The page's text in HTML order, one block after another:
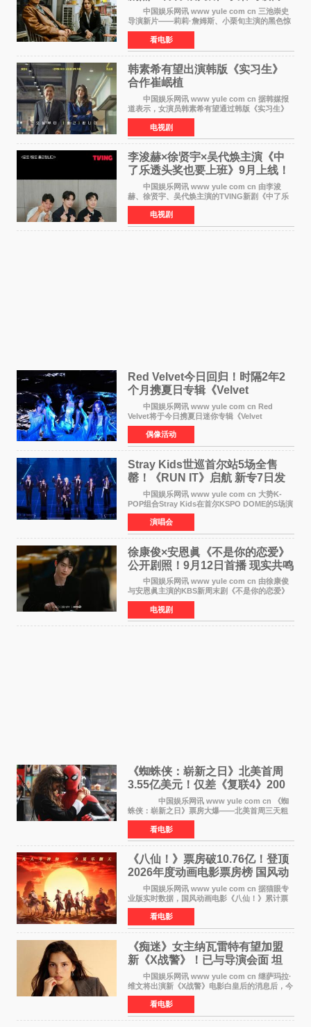
黑色惊悚再升级
中国娱乐网讯 www yule com cn 三池崇史
导演新片——莉莉·詹姆斯、小栗旬主演的黑色惊
悚电影《坏中尉：东京》首曝剧照。继阿贝尔·费
拉拉&times;哈威·凯特尔的1992年《坏中尉》和
沃纳·赫
看电影
韩素希有望出演韩版《实习生》
合作崔岷植
中国娱乐网讯 www yule com cn 据韩媒报
道表示，女演员韩素希有望通过韩版《实习生》
回归荧幕，合作前辈演员崔岷植。 根据消息
表示，演员韩素希目前已经结束了电视剧《Y计
划》的拍摄工
电视剧
李浚赫×徐贤宇×吴代焕主演《中
了乐透头奖也要上班》9月上线！
TVING先网后台
中国娱乐网讯 www yule com cn 由李浚
赫、徐贤宇、吴代焕主演的TVING新剧《中了乐
透头奖也要上班》定档9月10日播出，随后于9月
14日起登陆tvN月火档，实现先网后台双平台播出
模式。 本剧改
电视剧
Red Velvet今日回归！时隔2年2
个月携夏日专辑《Velvet
Summer》重启完整体活动
中国娱乐网讯 www yule com cn Red
Velvet将于今日携夏日迷你专辑《Velvet
Summer》时隔2年2个月重启完整体活动。这张
于8月3日发行的专辑，主打柔和成熟氛围的夏日
音乐，收录了成员们想着
偶像活动
Stray Kids世巡首尔站5场全售
罄！《RUN IT》启航 新专7日发
中国娱乐网讯 www yule com cn 大势K-
POP组合Stray Kids在首尔KSPO DOME的5场演
唱会全部售罄，为新世界巡演拉开序幕。据所属
社JYP娱乐透露，Stray Kids于上月25至26日、
29日及本月1至2日
演唱会
徐康俊×安恩眞《不是你的恋爱》
公开剧照！9月12日首播 现实共鸣
罗曼史来袭
中国娱乐网讯 www yule com cn 由徐康俊
与安恩眞主演的KBS新周末剧《不是你的恋爱》
于近日公开首波剧照，正式定档9月12日首
播。 剧照中，徐康俊与安恩眞并肩而坐，眼
神中流露出复杂而微
电视剧
《蜘蛛侠：崭新之日》北美首周
3.55亿美元！仅差《复联4》200
万 影史第二全球开画
中国娱乐网讯 www yule com cn 《蜘
蛛侠：崭新之日》票房大爆——北美首周三天粗
报3 55亿美元，仅比影史最高北美开画《复仇者
联盟4：终局之战》的3 571亿美元少200万出头，
精报调整后仍
看电影
《八仙！》票房破10.76亿！登顶
2026年度动画电影票房榜 国风动
画逆袭暑期档
中国娱乐网讯 www yule com cn 据猫眼专
业版实时数据，国风动画电影《八仙！》累计票
房突破10 76亿元，超过《熊出没·年年有熊》，
暂列2026年度动画影片票房榜冠军。该片自暑期
档登陆院线以
看电影
《痴迷》女主纳瓦雷特有望加盟
新《X战警》！已与导演会面 坦
言“魔形女一直很酷”
中国娱乐网讯 www yule com cn 继萨玛拉·
维文将出演新《X战警》电影白皇后的消息后，今
年暑期档大热恐怖片《痴迷》女主角印达·纳瓦雷
特也有望加盟这部备受瞩目的漫威新作——目前
还处于有
看电影